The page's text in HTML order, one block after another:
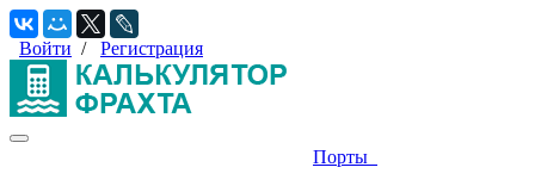
Войти / Регистрация
Порты